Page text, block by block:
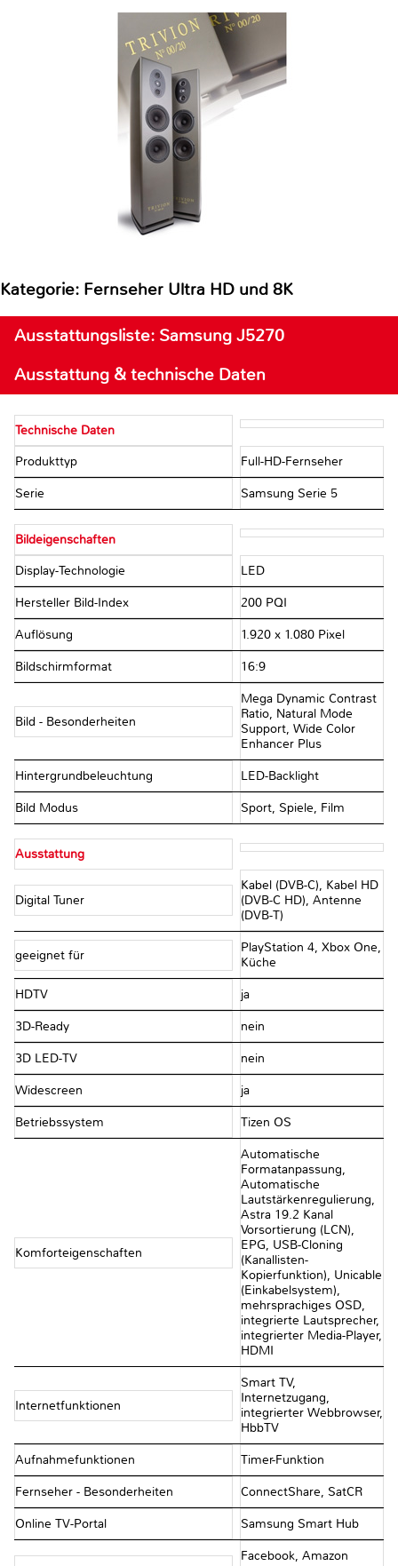
Kategorie: Fernseher Ultra HD und 8K
Ausstattungsliste: Samsung J5270
Ausstattung & technische Daten
Technische Daten
Produkttyp Full-HD-Fernseher
Serie Samsung Serie 5
Bildeigenschaften
Display-Technologie LED
Hersteller Bild-Index 200 PQI
Auflösung 1.920 x 1.080 Pixel
Bildschirmformat 16:9
Bild - Besonderheiten
Mega Dynamic Contrast
Ratio, Natural Mode
Support, Wide Color
Enhancer Plus
Hintergrundbeleuchtung LED-Backlight
Bild Modus Sport, Spiele, Film
Ausstattung
Digital Tuner
Kabel (DVB-C), Kabel HD
(DVB-C HD), Antenne
(DVB-T)
geeignet für
PlayStation 4, Xbox One,
Küche
HDTV ja
3D-Ready nein
3D LED-TV nein
Widescreen ja
Betriebssystem Tizen OS
Komforteigenschaften
Automatische
Formatanpassung,
Automatische
Lautstärkenregulierung,
Astra 19.2 Kanal
Vorsortierung (LCN),
EPG, USB-Cloning
(Kanallisten-
Kopierfunktion), Unicable
(Einkabelsystem),
mehrsprachiges OSD,
integrierte Lautsprecher,
integrierter Media-Player,
HDMI
Internetfunktionen
Smart TV,
Internetzugang,
integrierter Webbrowser,
HbbTV
Aufnahmefunktionen Timer-Funktion
Fernseher - Besonderheiten ConnectShare, SatCR
Online TV-Portal Samsung Smart Hub
Facebook, Amazon